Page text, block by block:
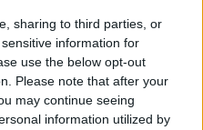
sharing to third parties, or
information for
use the below opt-out
Please note that after your
may continue seeing
information utilized by
que não tomou
para prevenir a
de conteúdo violento em
2025